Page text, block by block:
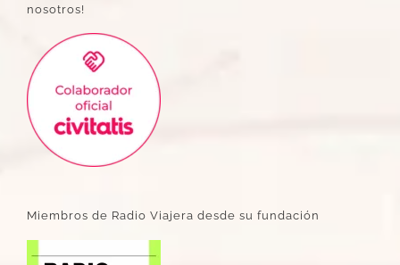
nosotros!
Miembros de Radio Viajera desde su fundación